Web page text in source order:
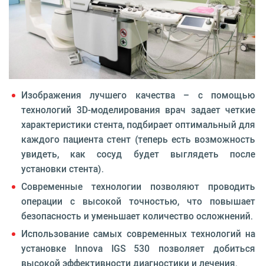
Изображения лучшего качества – с помощью
технологий 3D-моделирования врач задает четкие
характеристики стента, подбирает оптимальный для
каждого пациента стент (теперь есть возможность
увидеть, как сосуд будет выглядеть после
установки стента).
Современные технологии позволяют проводить
операции с высокой точностью, что повышает
безопасность и уменьшает количество осложнений.
Использование самых современных технологий на
установке Innova IGS 530 позволяет добиться
высокой эффективности диагностики и лечения.